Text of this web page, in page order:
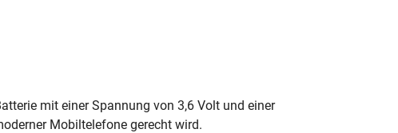
mit einer Spannung von 3,6 Volt und einer
Mobiltelefone gerecht wird.